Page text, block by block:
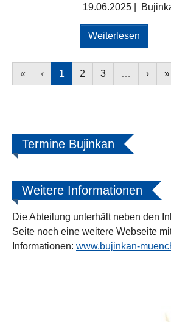
19.06.2025
Weiterlesen
« ‹ 1 2 3 … › »
Termine Bujinkan
Weitere Informationen
Die Abteilung unterhält neben den
Seite noch eine weitere Webseite
Informationen: www.bujinkan-